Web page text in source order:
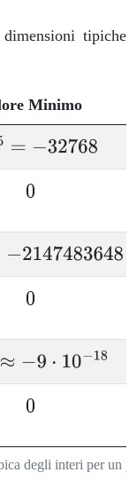
tipiche
Minimo
degli interi per un